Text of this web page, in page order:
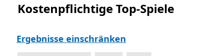
Top kostenpflichtig
Kostenpflichtige Top-Spiele
Ergebnisse einschränken